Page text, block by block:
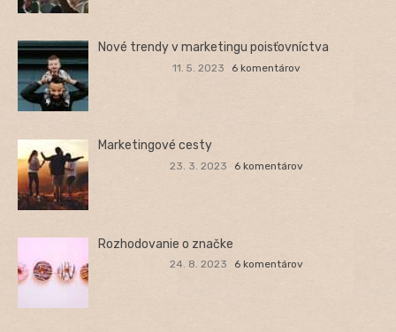
Nové trendy v marketingu poisťovníctva
11. 5. 2023 6 komentárov
Marketingové cesty
23. 3. 2023 6 komentárov
Rozhodovanie o značke
24. 8. 2023 6 komentárov